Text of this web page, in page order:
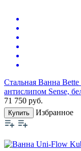
Стальная Ванна
антислипом Sense,
71 750 руб.
Купить Избранное